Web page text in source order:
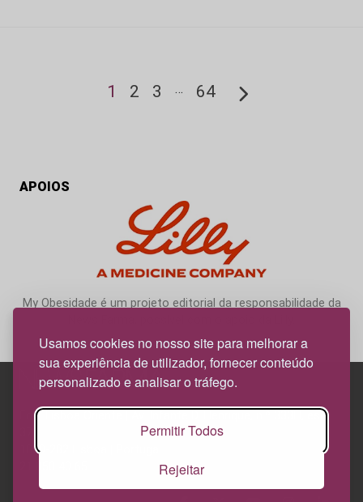
Usamos cookies no nosso site para melhorar a
sua experiência de utilizador, fornecer conteúdo
personalizado e analisar o tráfego.
Permitir Todos
Rejeitar
1 2 3 … 64
APOIOS
My Obesidade é um projeto editorial da responsabilidade da
Edif. Lisboa Oriente | Av. Infante D. Henrique, n.º 333H, esc.
1800-282 Lisboa | Portugal